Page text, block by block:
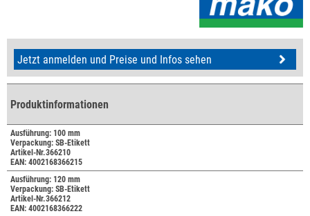
Jetzt anmelden und Preise und Infos sehen
Produktinformationen
Ausführung: 100 mm
Verpackung: SB-Etikett
Artikel-Nr.366210
EAN: 4002168366215
Ausführung: 120 mm
Verpackung: SB-Etikett
Artikel-Nr.366212
EAN: 4002168366222